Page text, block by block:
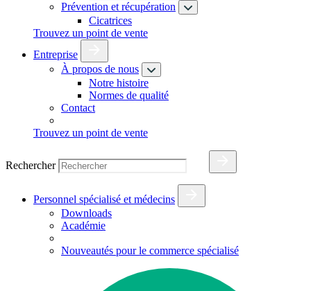
Prévention et récupération
Cicatrices
Trouvez un point de vente
Entreprise
À propos de nous
Notre histoire
Normes de qualité
Contact
Trouvez un point de vente
Rechercher
Personnel spécialisé et médecins
Downloads
Académie
Nouveautés pour le commerce spécialisé